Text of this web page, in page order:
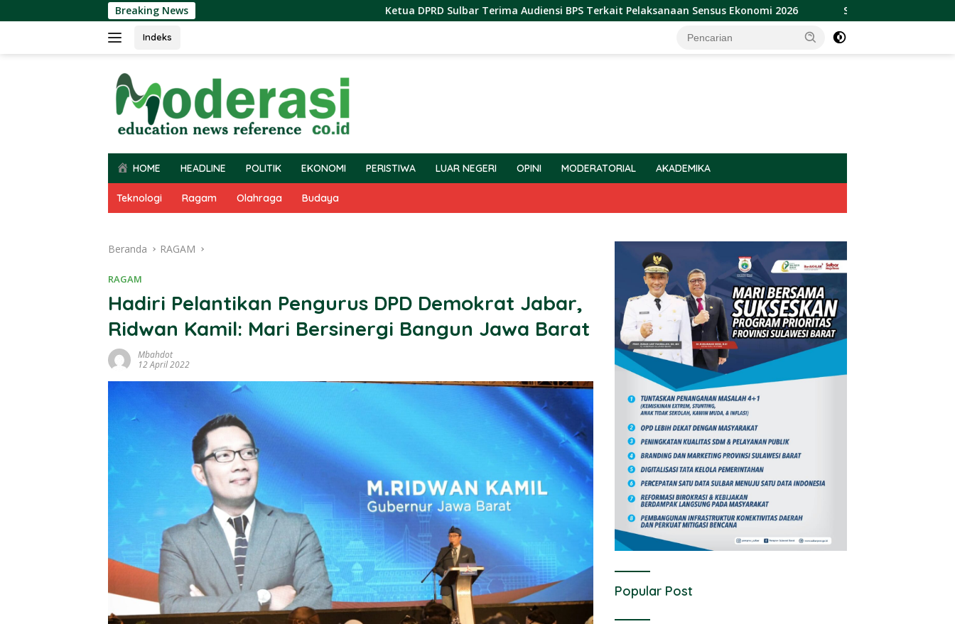
ke
Breaking News Ketua DPRD Sulbar Terima Audiensi BPS Terkait Pelaksanaan Sensus Ekonomi 2026 Sulbar Raih Penghargaan
Indeks
HOME HEADLINE POLITIK EKONOMI PERISTIWA LUAR NEGERI OPINI MODERATORIAL AKADEMIKA
Teknologi Ragam Olahraga Budaya
Beranda RAGAM
RAGAM
Hadiri Pelantikan Pengurus DPD Demokrat Jabar,
Ridwan Kamil: Mari Bersinergi Bangun Jawa Barat
Mbahdot
12 April 2022
Popular Post